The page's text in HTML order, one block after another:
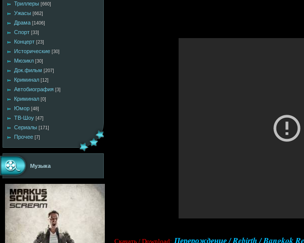
Триллеры [660]
Ужасы [662]
Драма [1406]
Спорт [33]
Концерт [23]
Исторические [30]
Мюзикл [30]
Док.фильм [207]
Криминал [12]
Автобиография [3]
Криминал [0]
Юмор [48]
ТВ-Шоу [47]
Сериалы [171]
Прочее [7]
Музыка
Cкачать / Download: Перерождение / Rebirth / Bangkok